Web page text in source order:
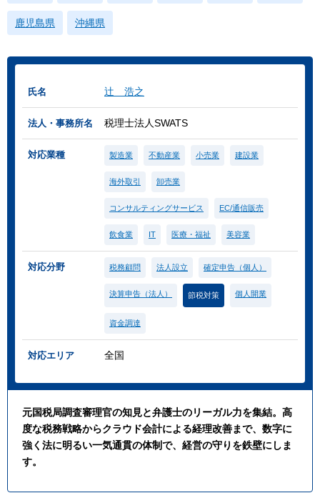
鹿児島県 沖縄県
氏名 辻 浩之
法人・事務所名 税理士法人SWATS
対応業種 製造業 不動産業 小売業 建設業
海外取引 卸売業
コンサルティングサービス EC/通信販売
飲食業 IT 医療・福祉 美容業
対応分野 税務顧問 法人設立 確定申告（個人）
決算申告（法人） 節税対策 個人開業
資金調達
対応エリア 全国
元国税局調査審理官の知見と弁護士のリーガル力を集結。高
度な税務戦略からクラウド会計による経理改善まで、数字に
強く法に明るい一気通貫の体制で、経営の守りを鉄壁にしま
す。